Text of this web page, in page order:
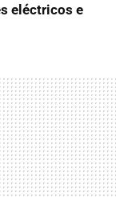
eléctricos e